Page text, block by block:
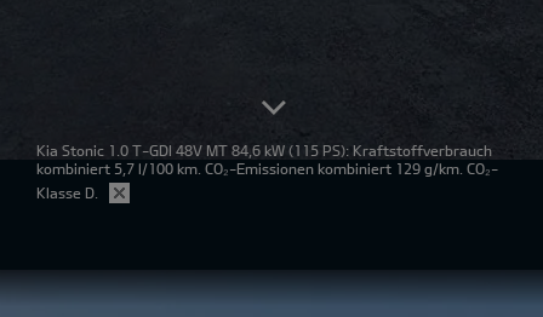
Kia Stonic 1.0 T-GDI 48V MT 84,6 kW (115 PS): Kraftstoffverbrauch
kombiniert 5,7 l/100 km. CO₂-Emissionen kombiniert 129 g/km. CO₂-
Klasse D.